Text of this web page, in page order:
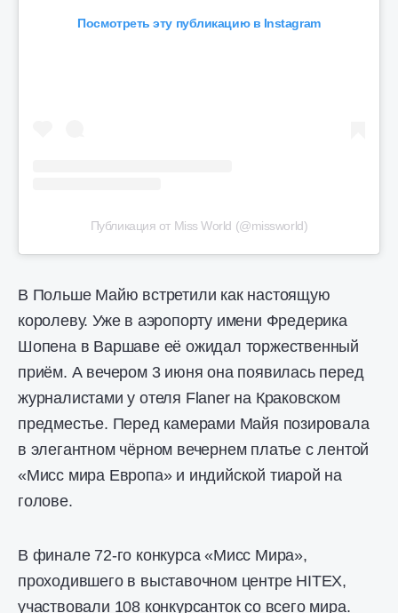
Посмотреть эту публикацию в Instagram
Публикация от Miss World (@missworld)
В Польше Майю встретили как настоящую
королеву. Уже в аэропорту имени Фредерика
Шопена в Варшаве её ожидал торжественный
приём. А вечером 3 июня она появилась перед
журналистами у отеля Flaner на Краковском
предместье. Перед камерами Майя позировала
в элегантном чёрном вечернем платье с лентой
«Мисс мира Европа» и индийской тиарой на
голове.
В финале 72-го конкурса «Мисс Мира»,
проходившего в выставочном центре HITEX,
участвовали 108 конкурсанток со всего мира.